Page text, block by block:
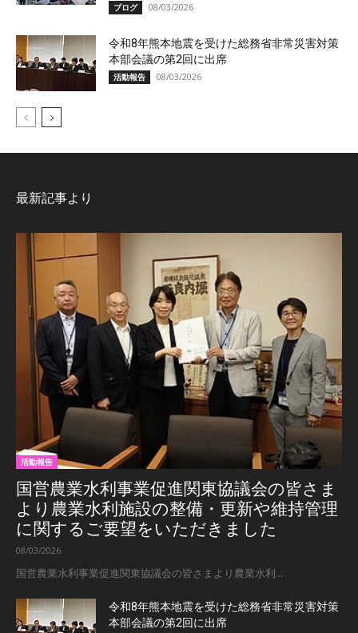
ブログ 08/03/2026
令和8年熊本地震を受けた総務省非常災害対策
本部会議の第2回に出席
活動報告 08/03/2026
最新記事より
活動報告
国営農業水利事業促進関東協議会の皆さま
より農業水利施設の整備・更新や維持管理
に関するご要望をいただきました
08/03/2026
国営農業水利事業促進関東協議会の皆さまより農業水利...
令和8年熊本地震を受けた総務省非常災害対策
本部会議の第2回に出席